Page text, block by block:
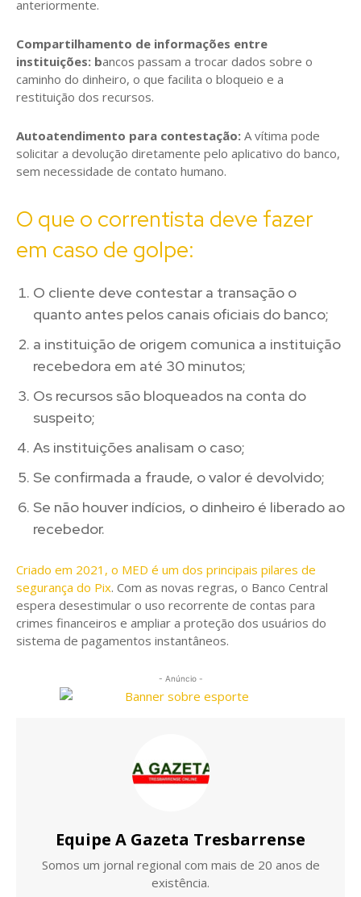
anteriormente.
Compartilhamento de informações entre
instituições: bancos passam a trocar dados sobre o
caminho do dinheiro, o que facilita o bloqueio e a
restituição dos recursos.
Autoatendimento para contestação: A vítima pode
solicitar a devolução diretamente pelo aplicativo do banco,
sem necessidade de contato humano.
O que o correntista deve fazer
em caso de golpe:
O cliente deve contestar a transação o
quanto antes pelos canais oficiais do banco;
a instituição de origem comunica a instituição
recebedora em até 30 minutos;
Os recursos são bloqueados na conta do
suspeito;
As instituições analisam o caso;
Se confirmada a fraude, o valor é devolvido;
Se não houver indícios, o dinheiro é liberado ao
recebedor.
Criado em 2021, o MED é um dos principais pilares de
segurança do Pix. Com as novas regras, o Banco Central
espera desestimular o uso recorrente de contas para
crimes financeiros e ampliar a proteção dos usuários do
sistema de pagamentos instantâneos.
- Anúncio -
Equipe A Gazeta Tresbarrense
Somos um jornal regional com mais de 20 anos de
existência.